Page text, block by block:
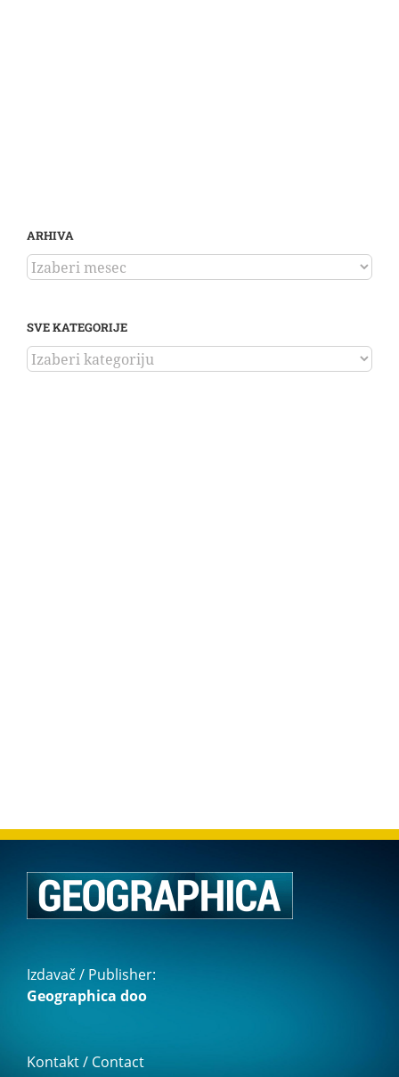
ARHIVA
ARHIVA
SVE KATEGORIJE
SVE
KATEGORIJE
Izdavač / Publisher:
Geographica doo
Kontakt / Contact